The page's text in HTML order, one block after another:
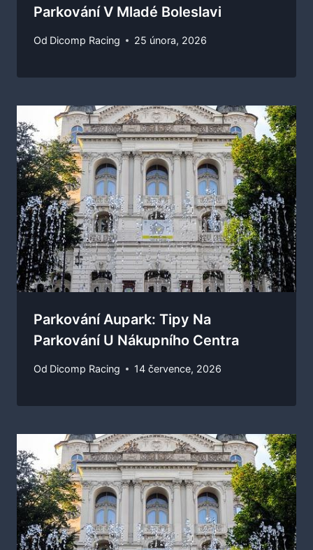
Parkování V Mladé Boleslavi
Od Dicomp Racing 25 února, 2026
Parkování Aupark: Tipy Na
Parkování U Nákupního Centra
Od Dicomp Racing 14 července, 2026